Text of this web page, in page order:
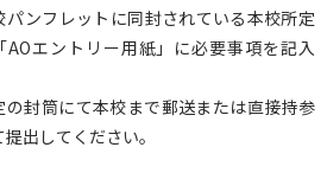
パンフレットに同封されている本校所定
AOエントリー用紙」に必要事項を記入
の封筒にて本校まで郵送または直接持参
提出してください。